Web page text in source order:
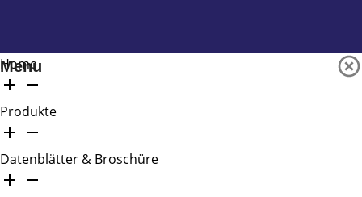
Menu
Home
Produkte
Datenblätter & Broschüre